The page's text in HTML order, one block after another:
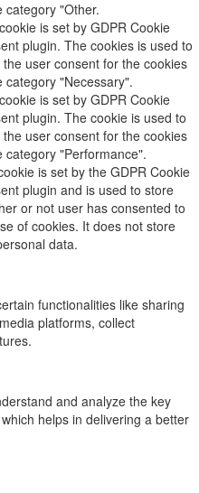
category "Other.
is set by GDPR Cookie
plugin. The cookies is used to
user consent for the cookies
category "Necessary".
is set by GDPR Cookie
plugin. The cookie is used to
user consent for the cookies
category "Performance".
is set by the GDPR Cookie
plugin and is used to store
or not user has consented to
of cookies. It does not store
data.
functionalities like sharing
platforms, collect
and analyze the key
helps in delivering a better